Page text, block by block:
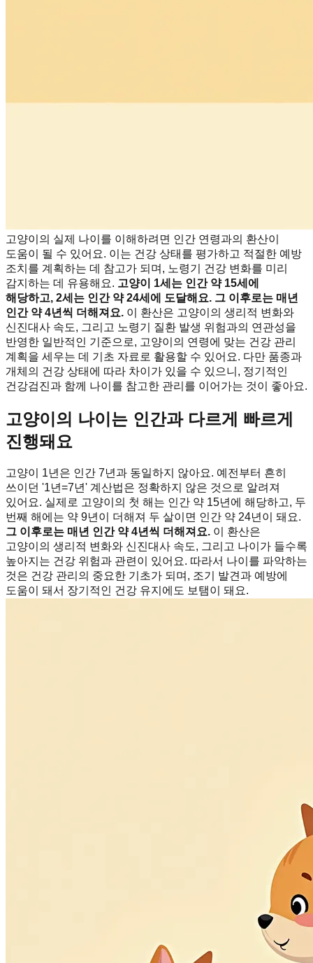
고양이의 실제 나이를 이해하려면 인간 연령과의 환산이
도움이 될 수 있어요. 이는 건강 상태를 평가하고 적절한 예방
조치를 계획하는 데 참고가 되며, 노령기 건강 변화를 미리
감지하는 데 유용해요. 고양이 1세는 인간 약 15세에
해당하고, 2세는 인간 약 24세에 도달해요. 그 이후로는 매년
인간 약 4년씩 더해져요. 이 환산은 고양이의 생리적 변화와
신진대사 속도, 그리고 노령기 질환 발생 위험과의 연관성을
반영한 일반적인 기준으로, 고양이의 연령에 맞는 건강 관리
계획을 세우는 데 기초 자료로 활용할 수 있어요. 다만 품종과
개체의 건강 상태에 따라 차이가 있을 수 있으니, 정기적인
건강검진과 함께 나이를 참고한 관리를 이어가는 것이 좋아요.
고양이의 나이는 인간과 다르게 빠르게
진행돼요
고양이 1년은 인간 7년과 동일하지 않아요. 예전부터 흔히
쓰이던 '1년=7년' 계산법은 정확하지 않은 것으로 알려져
있어요. 실제로 고양이의 첫 해는 인간 약 15년에 해당하고, 두
번째 해에는 약 9년이 더해져 두 살이면 인간 약 24년이 돼요.
그 이후로는 매년 인간 약 4년씩 더해져요. 이 환산은
고양이의 생리적 변화와 신진대사 속도, 그리고 나이가 들수록
높아지는 건강 위험과 관련이 있어요. 따라서 나이를 파악하는
것은 건강 관리의 중요한 기초가 되며, 조기 발견과 예방에
도움이 돼서 장기적인 건강 유지에도 보탬이 돼요.